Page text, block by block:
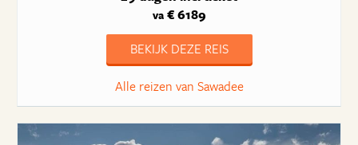
va€ 6189
BEKIJK DEZE REIS
Alle reizen van Sawadee